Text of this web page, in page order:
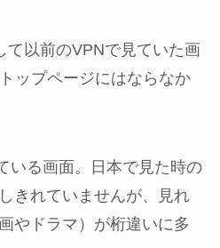
て以前のVPNで見ていた画
ップページにはならなか
いる画面。日本で見た時の
きれていませんが、見れ
やドラマ）が桁違いに多